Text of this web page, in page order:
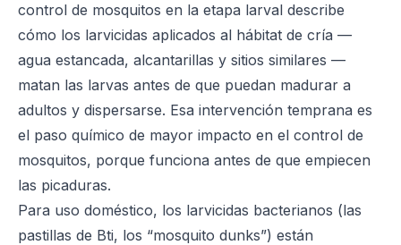
control de mosquitos en la etapa larval describe
cómo los larvicidas aplicados al hábitat de cría —
agua estancada, alcantarillas y sitios similares —
matan las larvas antes de que puedan madurar a
adultos y dispersarse. Esa intervención temprana es
el paso químico de mayor impacto en el control de
mosquitos, porque funciona antes de que empiecen
las picaduras.
Para uso doméstico, los larvicidas bacterianos (las
pastillas de Bti, los “mosquito dunks”) están